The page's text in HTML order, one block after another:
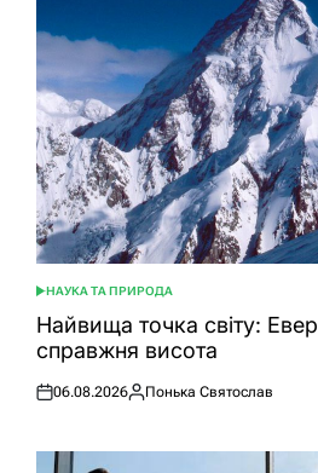
ОПУБЛІКУВАТИ
У
НАУКА ТА ПРИРОДА
Найвища точка світу:
справжня висота
Оприлюднено
06.08.2026
Опубліковано
Понька Святослав